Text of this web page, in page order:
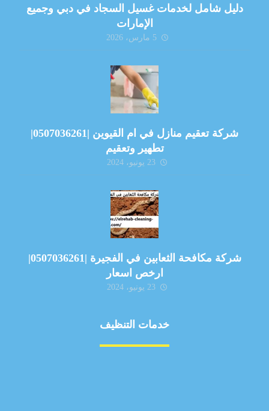
دليل شامل لخدمات غسيل السجاد في دبي وجميع
الإمارات
5 مارس، 2026
شركة تعقيم منازل في ام القيوين |0507036261|
تطهير وتعقيم
23 يونيو، 2024
شركة مكافحة الثعابين في الفجيرة |0507036261|
ارخص اسعار
23 يونيو، 2024
خدمات التنظيف